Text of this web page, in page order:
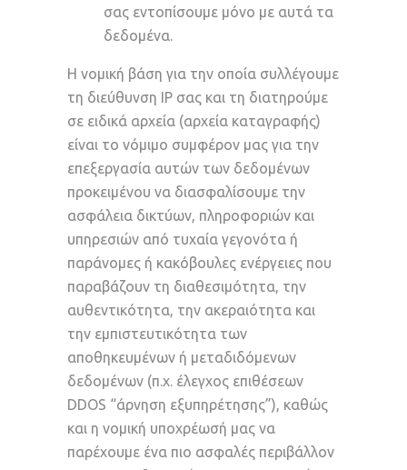
σας εντοπίσουμε μόνο με αυτά τα
δεδομένα.
Η νομική βάση για την οποία συλλέγουμε
τη διεύθυνση IP σας και τη διατηρούμε
σε ειδικά αρχεία (αρχεία καταγραφής)
είναι το νόμιμο συμφέρον μας για την
επεξεργασία αυτών των δεδομένων
προκειμένου να διασφαλίσουμε την
ασφάλεια δικτύων, πληροφοριών και
υπηρεσιών από τυχαία γεγονότα ή
παράνομες ή κακόβουλες ενέργειες που
παραβάζουν τη διαθεσιμότητα, την
αυθεντικότητα, την ακεραιότητα και
την εμπιστευτικότητα των
αποθηκευμένων ή μεταδιδόμενων
δεδομένων (π.χ. έλεγχος επιθέσεων
DDOS “άρνηση εξυπηρέτησης”), καθώς
και η νομική υποχρέωσή μας να
παρέχουμε ένα πιο ασφαλές περιβάλλον